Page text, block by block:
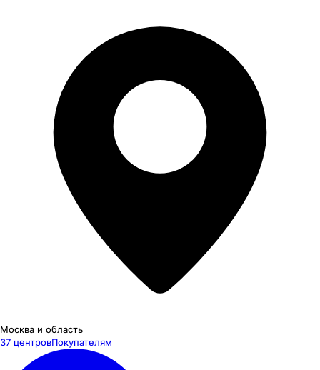
Москва и область
37 центровПокупателям